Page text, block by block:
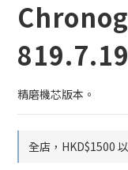
精磨機芯版本。
全店，HKD$1500